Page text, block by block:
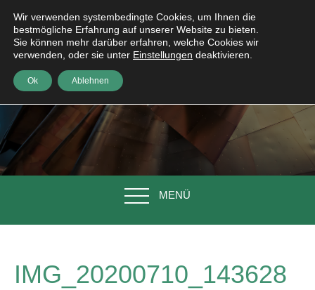
MENÜ
IMG_20200710_143628
Wir verwenden systembedingte Cookies, um Ihnen die
bestmögliche Erfahrung auf unserer Website zu bieten.
Sie können mehr darüber erfahren, welche Cookies wir
verwenden, oder sie unter Einstellungen deaktivieren.
Ok Ablehnen